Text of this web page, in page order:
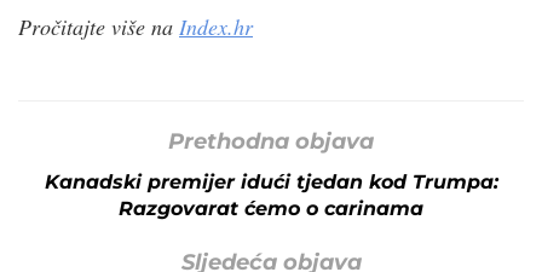
Pročitajte više na Index.hr
Prethodna objava
Kanadski premijer idući tjedan kod Trumpa:
Razgovarat ćemo o carinama
Sljedeća objava